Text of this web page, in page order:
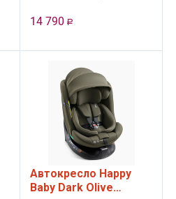
кг) UNIX
14 790 Р
Автокресло Happy
Baby Dark Olive